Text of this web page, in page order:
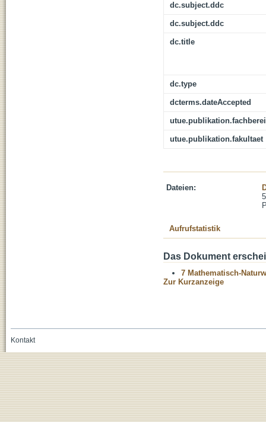
dc.subject.ddc
dc.subject.ddc
dc.title
dc.type
dcterms.dateAccepted
utue.publikation.fakultaet
Dateien:
Aufrufstatistik
Das Dokument
7 Mathematisch-
Zur Kurzanzeige
Kontakt